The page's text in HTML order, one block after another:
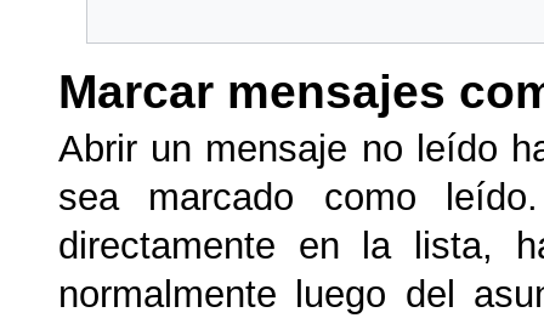
Marcar mensajes
Abrir un mensaje no leído
sea marcado como
directamente en la lista,
normalmente luego del